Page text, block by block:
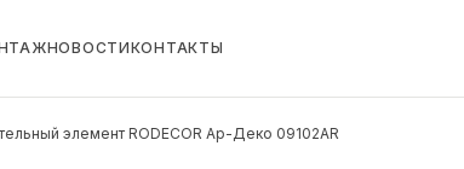
НОВОСТИКОНТАКТЫ
элемент RODECOR Ар-Деко 09102AR